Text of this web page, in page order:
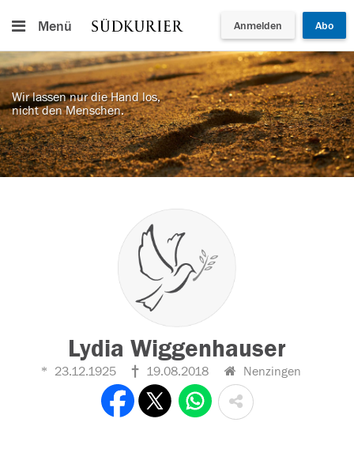
Menü Anmelden Abo
Wir lassen nur die Hand los,
nicht den Menschen.
Lydia Wiggenhauser
23.12.1925 19.08.2018 Nenzingen